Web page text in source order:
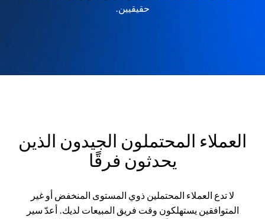
حقيقيين.
العملاء المحتملون الجيدون الذين
يحدثون فرقًا
لا تدع العملاء المحتملين ذوي المستوى المنخفض أو غير
المتوافقين يستهلكون وقت فريق المبيعات لديك. أعدّ سير